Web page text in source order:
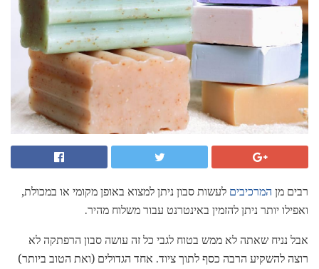
רבים מן המרכיבים לעשות סבון ניתן למצוא באופן מקומי או במכולת,
ואפילו יותר ניתן להזמין באינטרנט עבור משלוח מהיר.
אבל נניח שאתה לא ממש בטוח לגבי כל זה עושה סבון הרפתקה לא
רוצה להשקיע הרבה כסף לתוך ציוד. אחד הגדולים (ואת הטוב ביותר)